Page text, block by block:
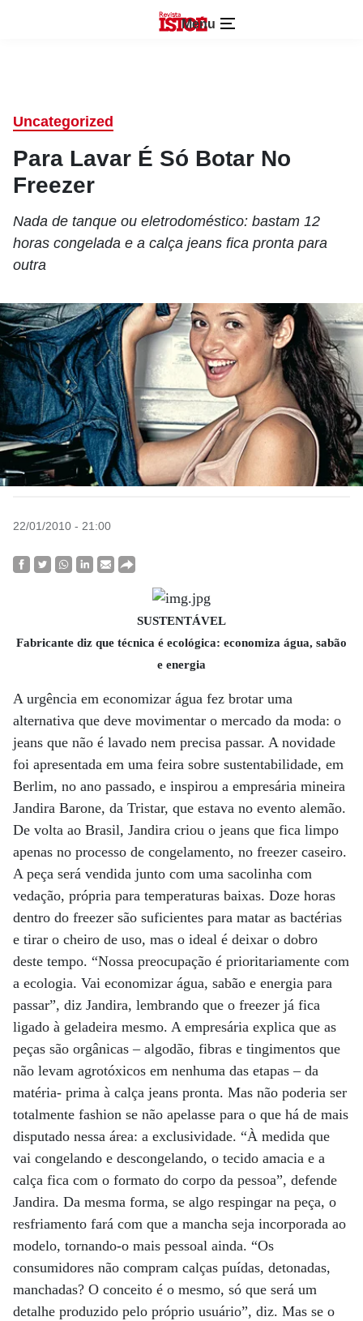
Menu
Uncategorized
Para Lavar É Só Botar No
Freezer
Nada de tanque ou eletrodoméstico: bastam 12
horas congelada e a calça jeans fica pronta para
outra
22/01/2010 - 21:00
SUSTENTÁVEL
Fabricante diz que técnica é ecológica: economiza água, sabão
e energia
A urgência em economizar água fez brotar uma
alternativa que deve movimentar o mercado da moda: o
jeans que não é lavado nem precisa passar. A novidade
foi apresentada em uma feira sobre sustentabilidade, em
Berlim, no ano passado, e inspirou a empresária mineira
Jandira Barone, da Tristar, que estava no evento alemão.
De volta ao Brasil, Jandira criou o jeans que fica limpo
apenas no processo de congelamento, no freezer caseiro.
A peça será vendida junto com uma sacolinha com
vedação, própria para temperaturas baixas. Doze horas
dentro do freezer são suficientes para matar as bactérias
e tirar o cheiro de uso, mas o ideal é deixar o dobro
deste tempo. “Nossa preocupação é prioritariamente com
a ecologia. Vai economizar água, sabão e energia para
passar”, diz Jandira, lembrando que o freezer já fica
ligado à geladeira mesmo. A empresária explica que as
peças são orgânicas – algodão, fibras e tingimentos que
não levam agrotóxicos em nenhuma das etapas – da
matéria- prima à calça jeans pronta. Mas não poderia ser
totalmente fashion se não apelasse para o que há de mais
disputado nessa área: a exclusividade. “À medida que
vai congelando e descongelando, o tecido amacia e a
calça fica com o formato do corpo da pessoa”, defende
Jandira. Da mesma forma, se algo respingar na peça, o
resfriamento fará com que a mancha seja incorporada ao
modelo, tornando-o mais pessoal ainda. “Os
consumidores não compram calças puídas, detonadas,
manchadas? O conceito é o mesmo, só que será um
detalhe produzido pelo próprio usuário”, diz. Mas se o